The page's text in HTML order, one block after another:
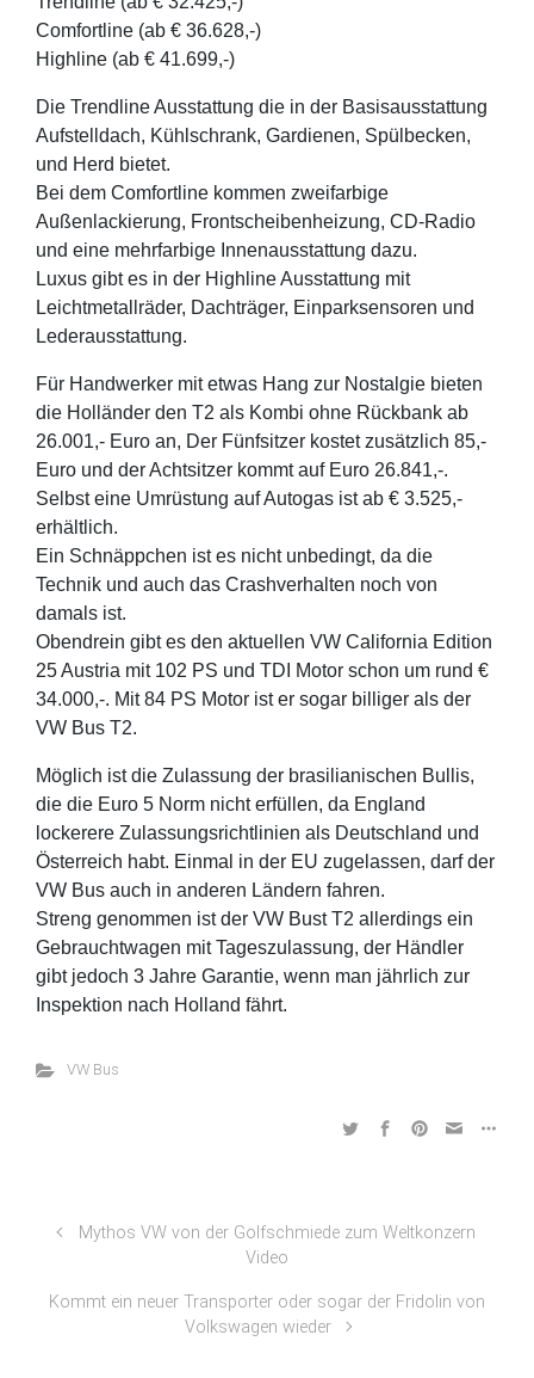
Comfortline (ab € 36.628,-)
Highline (ab € 41.699,-)
Die Trendline Ausstattung die in der Basisausstattung
Aufstelldach, Kühlschrank, Gardienen, Spülbecken,
und Herd bietet.
Bei dem Comfortline kommen zweifarbige
Außenlackierung, Frontscheibenheizung, CD-Radio
und eine mehrfarbige Innenausstattung dazu.
Luxus gibt es in der Highline Ausstattung mit
Leichtmetallräder, Dachträger, Einparksensoren und
Lederausstattung.
Für Handwerker mit etwas Hang zur Nostalgie bieten
die Holländer den T2 als Kombi ohne Rückbank ab
26.001,- Euro an, Der Fünfsitzer kostet zusätzlich 85,-
Euro und der Achtsitzer kommt auf Euro 26.841,-.
Selbst eine Umrüstung auf Autogas ist ab € 3.525,-
erhältlich.
Ein Schnäppchen ist es nicht unbedingt, da die
Technik und auch das Crashverhalten noch von
damals ist.
Obendrein gibt es den aktuellen VW California Edition
25 Austria mit 102 PS und TDI Motor schon um rund €
34.000,-. Mit 84 PS Motor ist er sogar billiger als der
VW Bus T2.
Möglich ist die Zulassung der brasilianischen Bullis,
die die Euro 5 Norm nicht erfüllen, da England
lockerere Zulassungsrichtlinien als Deutschland und
Österreich habt. Einmal in der EU zugelassen, darf der
VW Bus auch in anderen Ländern fahren.
Streng genommen ist der VW Bust T2 allerdings ein
Gebrauchtwagen mit Tageszulassung, der Händler
gibt jedoch 3 Jahre Garantie, wenn man jährlich zur
Inspektion nach Holland fährt.
VW Bus
Mythos VW von der Golfschmiede zum Weltkonzern
Video
Kommt ein neuer Transporter oder sogar der Fridolin von
Volkswagen wieder